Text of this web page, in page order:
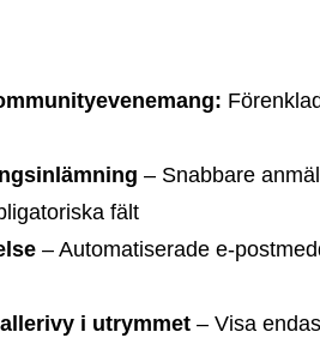
– Snabbare
fält
– Automatiserade e-
i utrymmet – Visa